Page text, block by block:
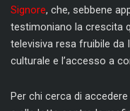
Signore, che, sebbene
testimoniano la crescita
televisiva resa fruibile da
culturale e l’accesso a
Per chi cerca di